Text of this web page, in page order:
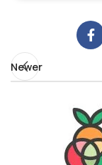
Newer